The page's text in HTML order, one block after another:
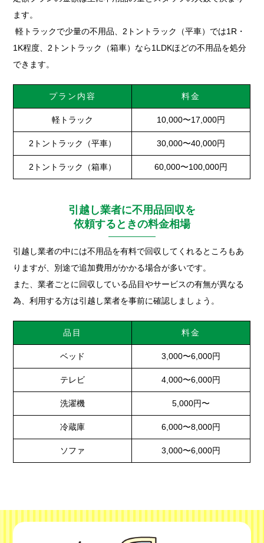
ます。
軽トラックで少量の不用品、2トントラック（平車）では1R・
1K程度、2トントラック（箱車）なら1LDKほどの不用品を処分
できます。
プラン内容 料金
軽トラック 10,000〜17,000円
2トントラック（平車） 30,000〜40,000円
2トントラック（箱車） 60,000〜100,000円
引越し業者に不用品回収を
依頼するときの料金相場
引越し業者の中には不用品を有料で回収してくれるところもあ
りますが、別途で追加費用がかかる場合が多いです。
また、業者ごとに回収している品目やサービスの有無が異なる
為、利用する方は引越し業者を事前に確認しましょう。
品目 料金
ベッド 3,000〜6,000円
テレビ 4,000〜6,000円
洗濯機 5,000円〜
冷蔵庫 6,000〜8,000円
ソファ 3,000〜6,000円